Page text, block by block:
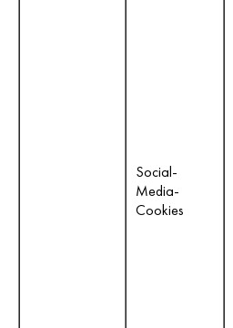
Social-
Media-
Cookies